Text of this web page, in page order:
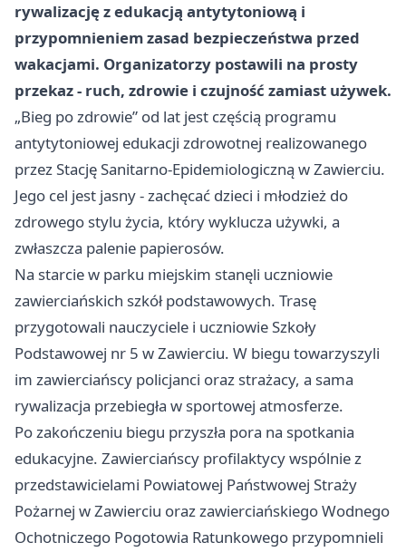
rywalizację z edukacją antytytoniową i
przypomnieniem zasad bezpieczeństwa przed
wakacjami. Organizatorzy postawili na prosty
przekaz - ruch, zdrowie i czujność zamiast używek.
„Bieg po zdrowie” od lat jest częścią programu
antytytoniowej edukacji zdrowotnej realizowanego
przez Stację Sanitarno-Epidemiologiczną w Zawierciu.
Jego cel jest jasny - zachęcać dzieci i młodzież do
zdrowego stylu życia, który wyklucza używki, a
zwłaszcza palenie papierosów.
Na starcie w parku miejskim stanęli uczniowie
zawierciańskich szkół podstawowych. Trasę
przygotowali nauczyciele i uczniowie Szkoły
Podstawowej nr 5 w Zawierciu. W biegu towarzyszyli
im zawierciańscy policjanci oraz strażacy, a sama
rywalizacja przebiegła w sportowej atmosferze.
Po zakończeniu biegu przyszła pora na spotkania
edukacyjne. Zawierciańscy profilaktycy wspólnie z
przedstawicielami Powiatowej Państwowej Straży
Pożarnej w Zawierciu oraz zawierciańskiego Wodnego
Ochotniczego Pogotowia Ratunkowego przypomnieli